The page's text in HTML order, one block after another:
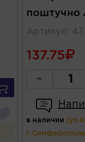
поштучно
Артикул :
137.75
-
в наличии